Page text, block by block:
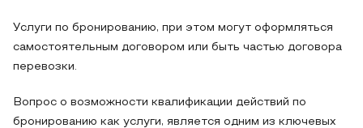
Услуги по бронированию, при этом могут оформляться
самостоятельным договором или быть частью договора
перевозки.
Вопрос о возможности квалификации действий по
бронированию как услуги, является одним из ключевых